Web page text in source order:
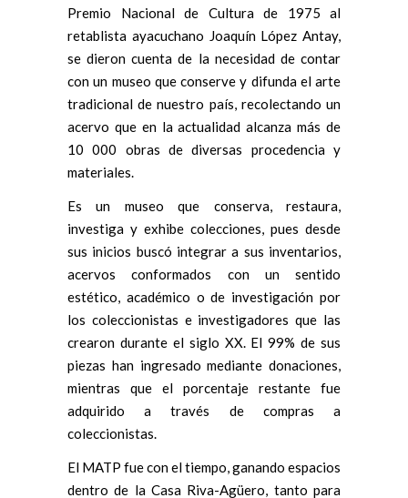
Premio Nacional de Cultura de 1975 al
retablista ayacuchano Joaquín López Antay,
se dieron cuenta de la necesidad de contar
con un museo que conserve y difunda el arte
tradicional de nuestro país, recolectando un
acervo que en la actualidad alcanza más de
10 000 obras de diversas procedencia y
materiales.
Es un museo que conserva, restaura,
investiga y exhibe colecciones, pues desde
sus inicios buscó integrar a sus inventarios,
acervos conformados con un sentido
estético, académico o de investigación por
los coleccionistas e investigadores que las
crearon durante el siglo XX. El 99% de sus
piezas han ingresado mediante donaciones,
mientras que el porcentaje restante fue
adquirido a través de compras a
coleccionistas.
El MATP fue con el tiempo, ganando espacios
dentro de la Casa Riva-Agüero, tanto para